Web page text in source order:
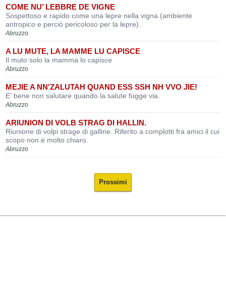
COME NU’ LEBBRE DE VIGNE
Sospettoso e rapido come una lepre nella vigna (ambiente
antropico e perciò pericoloso per la lepre).
Abruzzo
A LU MUTE, LA MAMME LU CAPISCE
Il muto solo la mamma lo capisce
Abruzzo
MEJIE A NN'ZALUTAH QUAND ESS SSH NH VVO JIE!
E' bene non salutare quando la salute fugge via.
Abruzzo
ARIUNION DI VOLB STRAG DI HALLIN.
Riunione di volpi strage di galline. Riferito a complotti fra amici il cui
scopo non è molto chiaro.
Abruzzo
Prossimi